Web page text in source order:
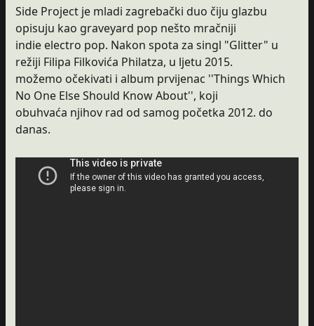
Side Project je mladi zagrebački duo čiju glazbu
opisuju kao graveyard pop ­nešto mračniji
indie electro pop. Nakon spota za singl "Glitter" u
režiji Filipa Filkovića Philatza, u ljetu 2015.
možemo očekivati i album prvijenac ''Things Which
No One Else Should Know About'', koji
obuhvaća njihov rad od samog početka 2012. do
danas.